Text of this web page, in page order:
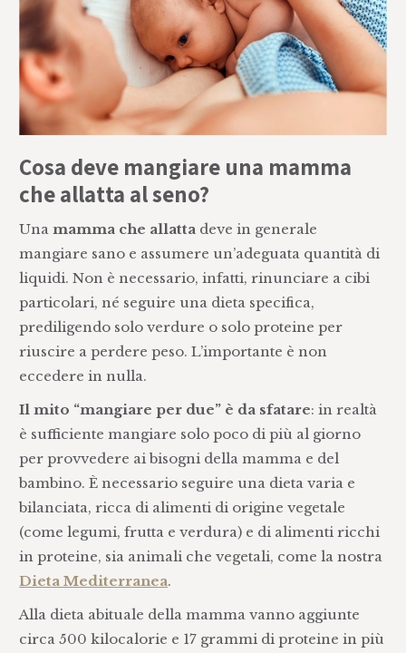
Cosa deve mangiare una mamma
che allatta al seno?
Unamamma che allatta deve in generale
mangiare sano e assumere un’adeguata quantità di
liquidi. Non è necessario, infatti, rinunciare a cibi
particolari, né seguire una dieta specifica,
prediligendo solo verdure o solo proteine per
riuscire a perdere peso. L’importante è non
eccedere in nulla.
Il mito “mangiare per due” è da sfatare: in realtà
è sufficiente mangiare solo poco di più al giorno
per provvedere ai bisogni della mamma e del
bambino. È necessario seguire una dieta varia e
bilanciata, ricca di alimenti di origine vegetale
(come legumi, frutta e verdura) e di alimenti ricchi
in proteine, sia animali che vegetali, come la nostra
Dieta Mediterranea.
Alla dieta abituale della mamma vanno aggiunte
circa 500 kilocalorie e 17 grammi di proteine in più